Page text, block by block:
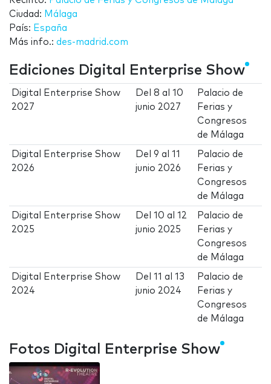
Ciudad: Málaga
País: España
Más info.: des-madrid.com
Ediciones Digital Enterprise Show
Digital Enterprise Show
2027
Del8 al10
junio 2027
Palacio de
Ferias y
Congresos
de Málaga
Digital Enterprise Show
2026
Del9 al11
junio 2026
Palacio de
Ferias y
Congresos
de Málaga
Digital Enterprise Show
2025
Del10 al12
junio 2025
Palacio de
Ferias y
Congresos
de Málaga
Digital Enterprise Show
2024
Del11 al13
junio 2024
Palacio de
Ferias y
Congresos
de Málaga
Fotos Digital Enterprise Show